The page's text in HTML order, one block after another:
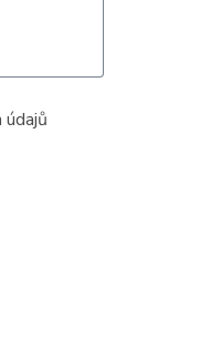
údajů